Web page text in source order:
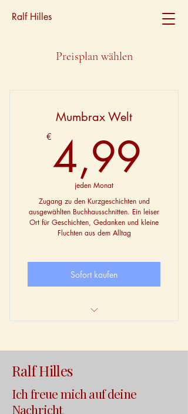
Ralf Hilles
Preisplan wählen
Mumbrax Welt
€4,99
jeden Monat
Zugang zu den Kurzgeschichten und
ausgewählten Buchhausschnitten. Ein leiser
Ort für Geschichten, Gedanken und kleine
Fluchten aus dem Alltag
Sofort kaufen
Ausgewählte Buchausschnitte
Regelmäßig neue Inhalte
Kleine Fluchten aus dem Alltag
Ralf Hilles
Ich freue mich auf deine
Nachricht